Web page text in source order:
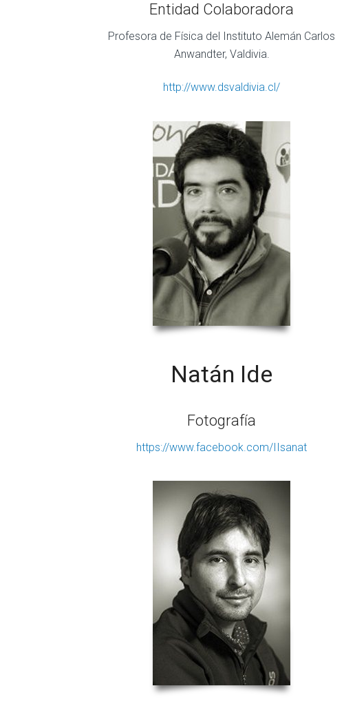
Entidad Colaboradora
Profesora de Física del Instituto Alemán Carlos
Anwandter, Valdivia.
http://www.dsvaldivia.cl/
Natán Ide
Fotografía
https://www.facebook.com/IIsanat